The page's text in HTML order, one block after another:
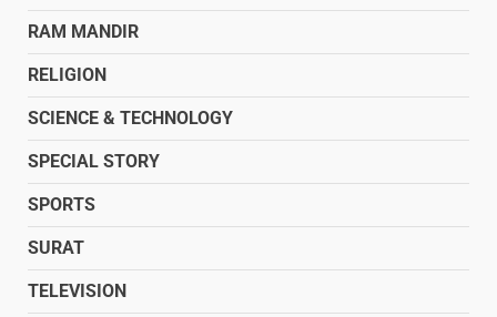
RAM MANDIR
RELIGION
SCIENCE & TECHNOLOGY
SPECIAL STORY
SPORTS
SURAT
TELEVISION